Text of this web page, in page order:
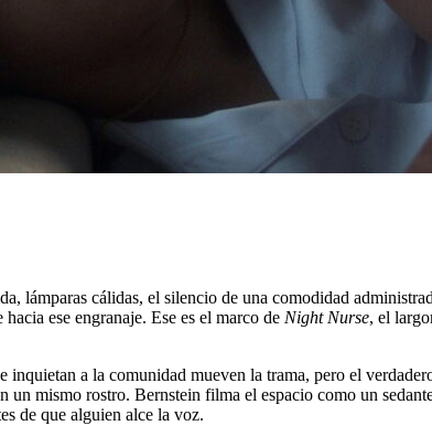
lámparas cálidas, el silencio de una comodidad
ese engranaje. Ese es el marco de Night Nurse, el
inquietan a la comunidad mueven la trama, pero el
mismo rostro. Bernstein filma el espacio como un
de que alguien alce la voz.